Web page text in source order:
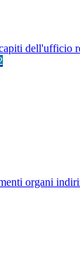
dell'ufficio
organi